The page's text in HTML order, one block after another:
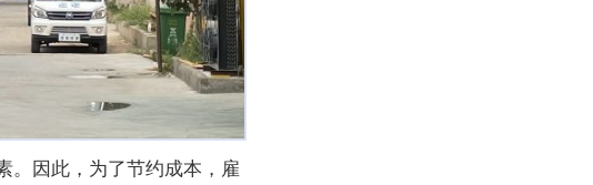
。因此，为了节约成本，雇